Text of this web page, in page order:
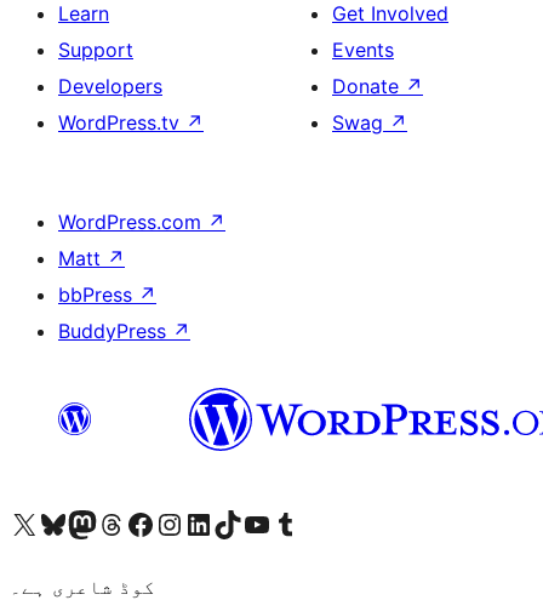
Learn
Support
Developers
WordPress.tv ↗
Get Involved
Events
Donate ↗
Swag ↗
WordPress.com ↗
Matt ↗
bbPress ↗
BuddyPress ↗
Visit our X (formerly Twitter) account
ہمارے بلیواسکائی اکاؤنٹ پر جائیں
Visit our Mastodon account
ہمارے ٹھریڈز اکاؤنٹ پر جائیں
Visit our Facebook page
Visit our Instagram account
Visit our LinkedIn account
ہمارے ٹک ٹاک اکاؤنٹ پر جائیں
Visit our YouTube channel
ہمارے ٹمبلر اکاؤنٹ پر جائیں
کوڈ شاعری ہے۔